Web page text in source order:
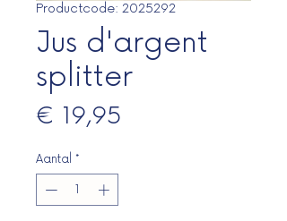
Productcode: 2025292
Jus d'argent
splitter
€ 19,95
Aantal *